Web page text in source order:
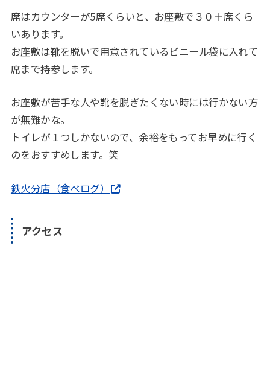
席はカウンターが5席くらいと、お座敷で３０＋席くら
いあります。
お座敷は靴を脱いで用意されているビニール袋に入れて
席まで持参します。
お座敷が苦手な人や靴を脱ぎたくない時には行かない方
が無難かな。
トイレが１つしかないので、余裕をもってお早めに行く
のをおすすめします。笑
鉄火分店（食べログ）
アクセス